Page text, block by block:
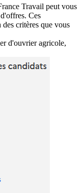
Travail peut vous
Ces
critères que vous
d'ouvrier agricole,